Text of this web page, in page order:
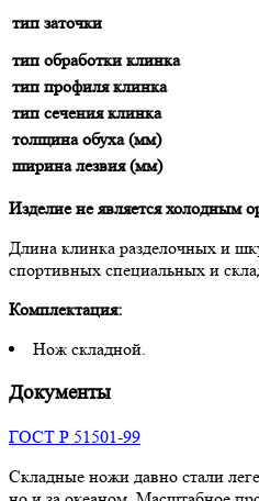
тип заточки
тип обработки клинка
тип профиля клинка
тип сечения клинка
толщина обуха (мм)
ширина лезвия (мм)
Изделие не является холодным
Длина клинка разделочных и
спортивных специальных и
Комплектация:
Нож складной.
Документы
ГОСТ Р 51501-99
Складные ножи давно стали